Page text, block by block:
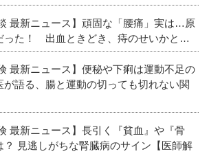
最新ニュース】頑固な「腰痛」実は…原
った！ 出血ときどき、痔のせいかと…
最新ニュース】便秘や下痢は運動不足の
が語る、腸と運動の切っても切れない関
最新ニュース】長引く『貧血』や『骨
？ 見逃しがちな腎臓病のサイン【医師解